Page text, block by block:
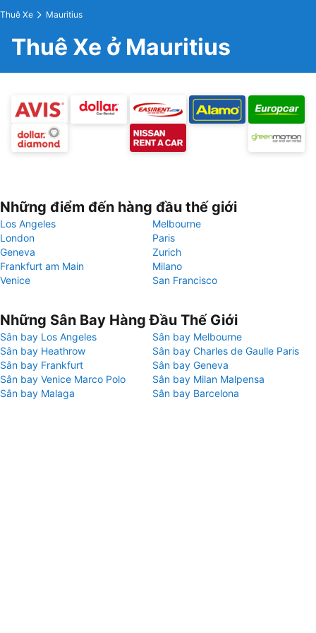
Thuê Xe Mauritius
Thuê Xe ở Mauritius
Những điểm đến hàng đầu thế giới
Los Angeles
Melbourne
London
Paris
Geneva
Zurich
Frankfurt am Main
Milano
Venice
San Francisco
Những Sân Bay Hàng Đầu Thế Giới
Sân bay Los Angeles
Sân bay Melbourne
Sân bay Heathrow
Sân bay Charles de Gaulle Paris
Sân bay Frankfurt
Sân bay Geneva
Sân bay Venice Marco Polo
Sân bay Milan Malpensa
Sân bay Malaga
Sân bay Barcelona